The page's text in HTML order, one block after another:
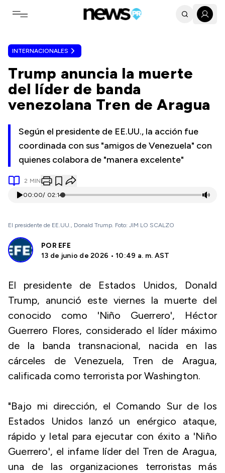
Toggle navigation menu
INTERNACIONALES
Trump anuncia la muerte
del líder de banda
venezolana Tren de Aragua
Según el presidente de EE.UU., la acción fue
coordinada con sus "amigos de Venezuela" con
quienes colabora de "manera excelente"
2 MIN
00:00/ 02:14
El presidente de EE.UU., Donald Trump. Foto: JIM LO SCALZO
POR EFE
13 de junio de 2026 • 10:49 a. m. AST
El presidente de Estados Unidos, Donald
Trump, anunció este viernes la muerte del
conocido como 'Niño Guerrero', Héctor
Guerrero Flores, considerado el líder máximo
de la banda transnacional, nacida en las
cárceles de Venezuela, Tren de Aragua,
calificada como terrorista por Washington.
"Bajo mi dirección, el Comando Sur de los
Estados Unidos lanzó un enérgico ataque,
rápido y letal para ejecutar con éxito a 'Niño
Guerrero', el infame líder del Tren de Aragua,
una de las organizaciones terroristas más